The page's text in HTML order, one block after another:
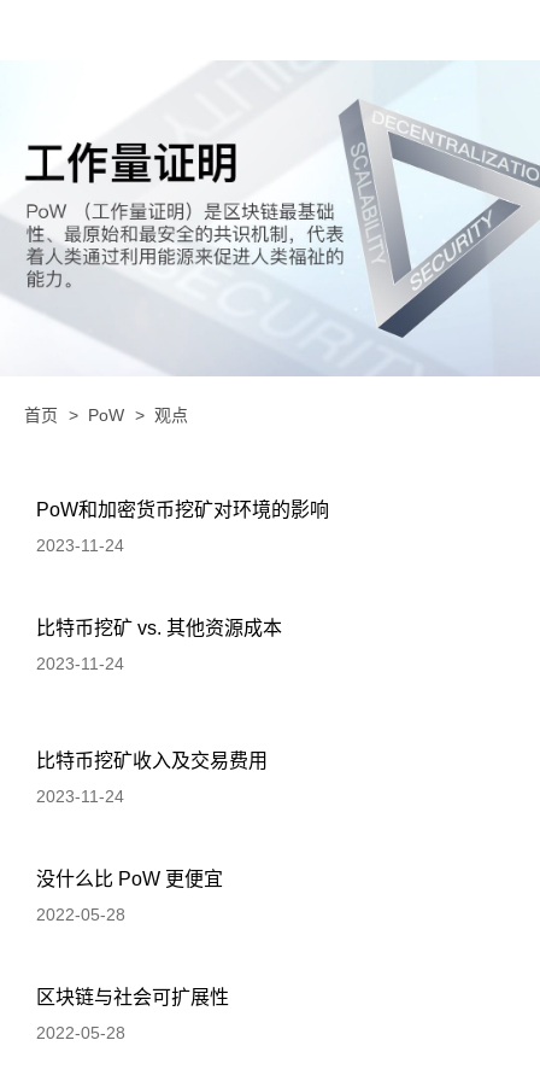
首页 PoW 观点
PoW和加密货币挖矿对环境的影响
2023-11-24
比特币挖矿 vs. 其他资源成本
2023-11-24
比特币挖矿收入及交易费用
2023-11-24
没什么比 PoW 更便宜
2022-05-28
区块链与社会可扩展性
2022-05-28